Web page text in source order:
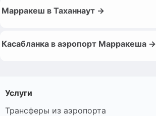
Марракеш в Таханнаут →
Касабланка в аэропорт Марракеша →
Услуги
Трансферы из аэропорта